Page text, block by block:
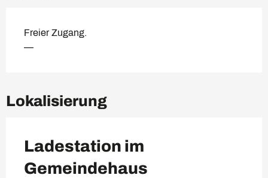
Freier Zugang.
—
Lokalisierung
Ladestation im
Gemeindehaus